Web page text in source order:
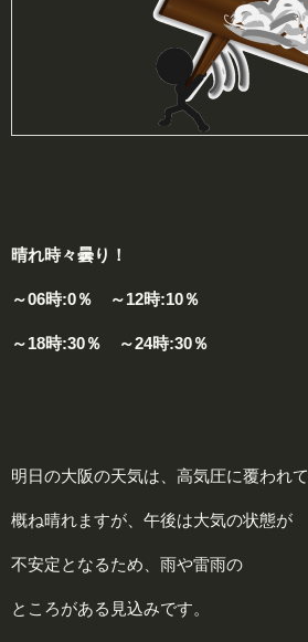
晴れ時々曇り！
～06時:0％ ～12時:10％
～18時:30％ ～24時:30％
明日の大阪の天気は、高気圧に覆われて
概ね晴れますが、午後は大気の状態が
不安定となるため、雨や雷雨の
ところがある見込みです。